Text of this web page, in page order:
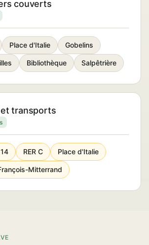
couverts
Place d'Italie Gobelins
Bibliothèque Salpêtrière
transports
RER C Place d'Italie
Mitterrand